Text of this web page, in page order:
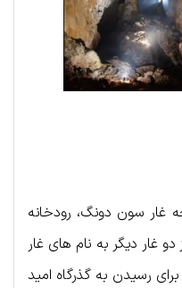
غار سون دونگ، رودخانه
غار دیگر به نام های غار
رسیدن به گذرگاه امید